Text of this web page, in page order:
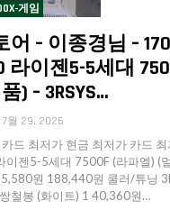
게임
어 – 이종경님 –
라이젠5-5세대
) – 3RSYS…
7월 29, 2026
드 최저가 현금 최저가 카드
이젠5-5세대 7500F (라파엘) (
원 188,440원 쿨러/튜닝
철봉 (화이트) 1 40,360원…